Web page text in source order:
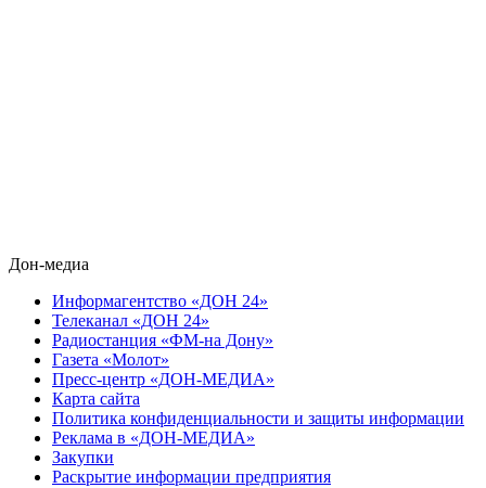
Дон-медиа
Информагентство «ДОН 24»
Телеканал «ДОН 24»
Радиостанция «ФМ-на Дону»
Газета «Молот»
Пресс-центр «ДОН-МЕДИА»
Карта сайта
Политика конфиденциальности и защиты информации
Реклама в «ДОН-МЕДИА»
Закупки
Раскрытие информации предприятия